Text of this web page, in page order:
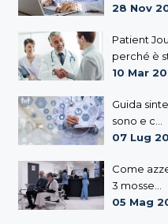
28 Nov
Patient
perché è
10 Mar
Guida
sono e c...
07 Lug
Come
3 mosse...
05 Mag